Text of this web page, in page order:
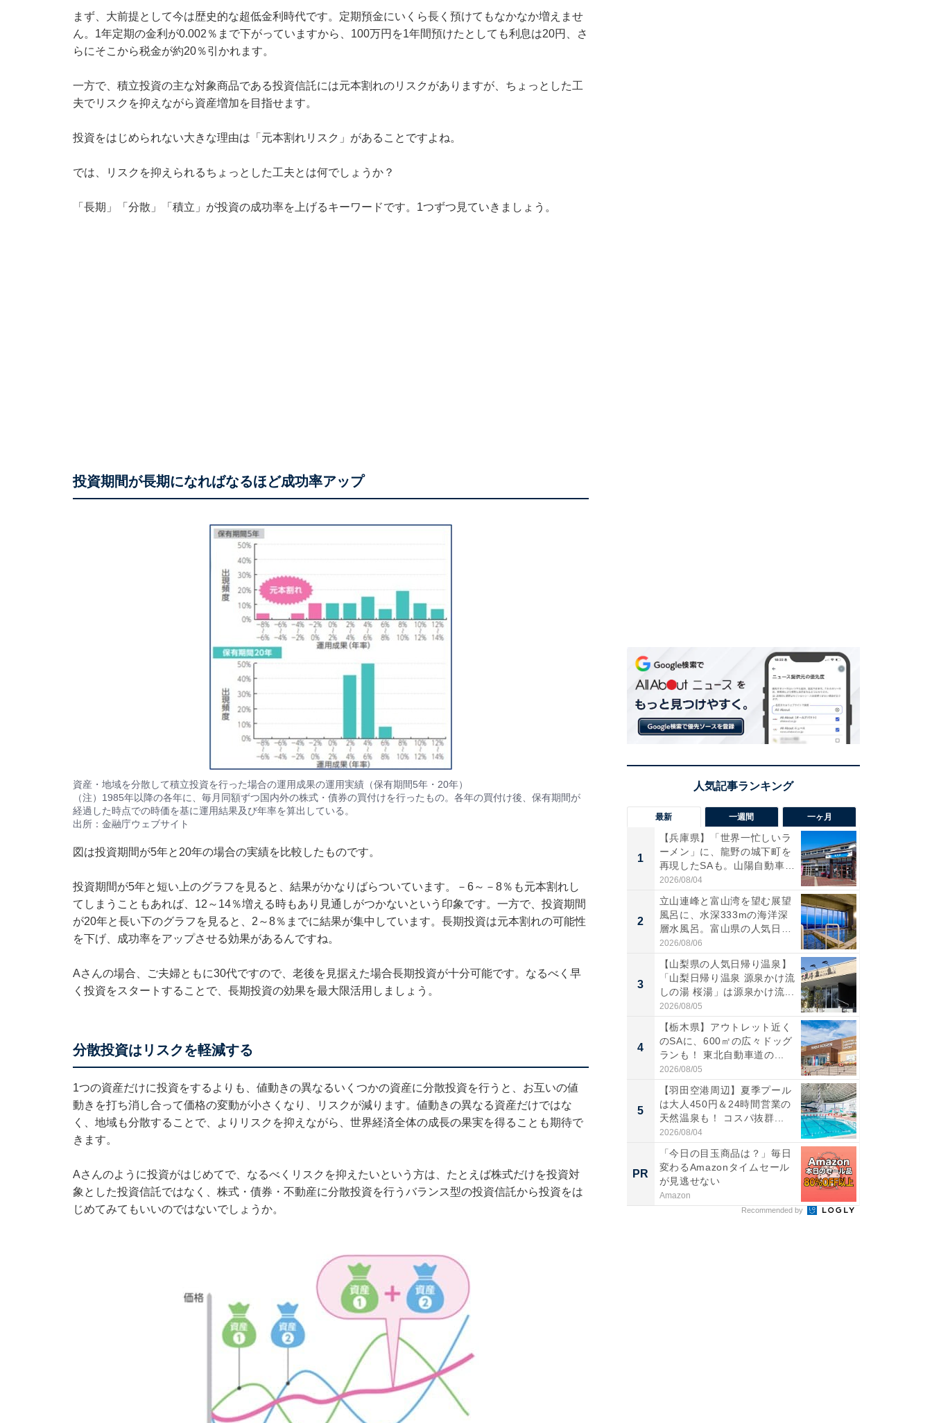
まず、大前提として今は歴史的な超低金利時代です。定期預金にいくら長く預けてもなかなか増えませ
ん。1年定期の金利が0.002％まで下がっていますから、100万円を1年間預けたとしても利息は20円、さ
らにそこから税金が約20％引かれます。
一方で、積立投資の主な対象商品である投資信託には元本割れのリスクがありますが、ちょっとした工
夫でリスクを抑えながら資産増加を目指せます。
投資をはじめられない大きな理由は「元本割れリスク」があることですよね。
では、リスクを抑えられるちょっとした工夫とは何でしょうか？
「長期」「分散」「積立」が投資の成功率を上げるキーワードです。1つずつ見ていきましょう。
投資期間が長期になればなるほど成功率アップ
資産・地域を分散して積立投資を行った場合の運用成果の運用実績（保有期間5年・20年）
（注）1985年以降の各年に、毎月同額ずつ国内外の株式・債券の買付けを行ったもの。各年の買付け後、保有期間が
経過した時点での時価を基に運用結果及び年率を算出している。
出所： 金融庁ウェブサイト
図は投資期間が5年と20年の場合の実績を比較したものです。
投資期間が5年と短い上のグラフを見ると、結果がかなりばらついています。－6～－8％も元本割れし
てしまうこともあれば、12～14％増える時もあり見通しがつかないという印象です。一方で、投資期間
が20年と長い下のグラフを見ると、2～8％までに結果が集中しています。長期投資は元本割れの可能性
を下げ、成功率をアップさせる効果があるんですね。
Aさんの場合、ご夫婦ともに30代ですので、老後を見据えた場合長期投資が十分可能です。なるべく早
く投資をスタートすることで、長期投資の効果を最大限活用しましょう。
分散投資はリスクを軽減する
1つの資産だけに投資をするよりも、値動きの異なるいくつかの資産に分散投資を行うと、お互いの値
動きを打ち消し合って価格の変動が小さくなり、リスクが減ります。値動きの異なる資産だけではな
く、地域も分散することで、よりリスクを抑えながら、世界経済全体の成長の果実を得ることも期待で
きます。
Aさんのように投資がはじめてで、なるべくリスクを抑えたいという方は、たとえば株式だけを投資対
象とした投資信託ではなく、株式・債券・不動産に分散投資を行うバランス型の投資信託から投資をは
じめてみてもいいのではないでしょうか。
最新 一週間 一ヶ月
1
【兵庫県】「世界一忙しいラ
ーメン」に、龍野の城下町を
再現したSAも。山陽自動車
道...
2026/08/04
2
立山連峰と富山湾を望む展望
風呂に、水深333mの海洋深
層水風呂。富山県の人気日
帰...
2026/08/06
3
【山梨県の人気日帰り温泉】
「山梨日帰り温泉 源泉かけ流
しの湯 桜湯」は源泉かけ流...
2026/08/05
4
【栃木県】アウトレット近く
のSAに、600㎡の広々ドッグ
ランも！ 東北自動車道の...
2026/08/05
5
【羽田空港周辺】夏季プール
は大人450円＆24時間営業の
天然温泉も！ コスパ抜群...
2026/08/04
PR
「今日の目玉商品は？」毎日
変わるAmazonタイムセール
が見逃せない
Amazon
Recommended by